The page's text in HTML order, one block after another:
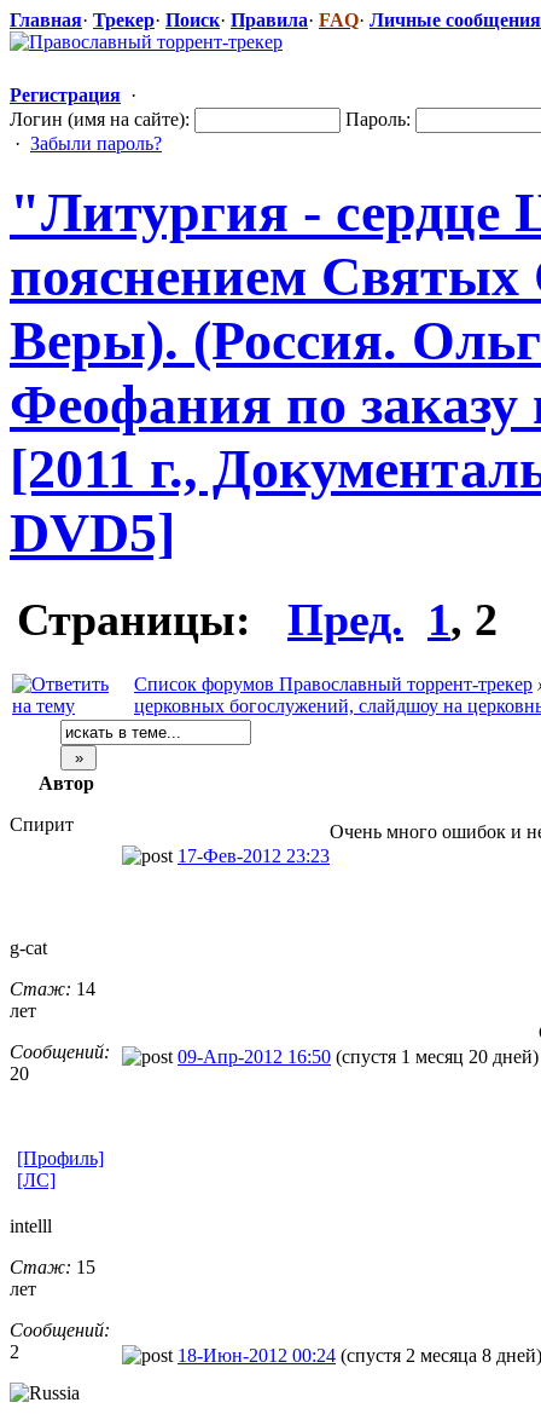
Главная· Трекер· Поиск· Правила· FAQ· Личные сообщения
Регистрация ·
Логин (имя на сайте):
Пароль:
· Забыли пароль?
"Литурги​я - сердце
пояснением
Веры). (Россия.
Феофания по заказу
[2011 г.,
DVD5]
Страницы: Пред. 1, 2
Список форумов Православный торрент-трекер
церковных богослужений, слайдшоу на
Автор
Спирит
17-Фев-2012 23:23
Очень много ошибок и
g-cat
Стаж: 14
лет
Сообщений:
20
09-Апр-2012 16:50 (спустя 1 месяц 20 дней)
[Профиль]
[ЛС]
intelll
Стаж: 15
лет
Сообщений:
2
18-Июн-2012 00:24 (спустя 2 месяца 8 дней)